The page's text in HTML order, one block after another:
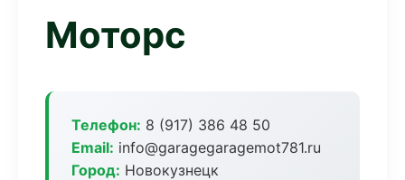
Моторс
Телефон: 8 (917) 386 48 50
Email: info@garagegaragemot781.ru
Город: Новокузнецк